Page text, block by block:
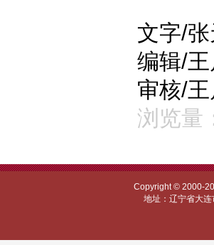
文字/
编辑/
审核/
浏览量
Copyright © 2000-
地址：辽宁省大